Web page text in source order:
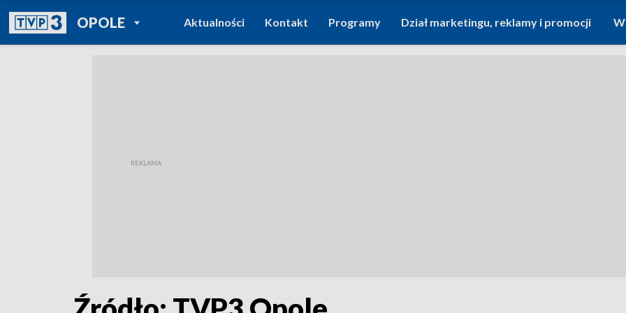
OPOLEPOWRÓT DO
TVP REGIONY
Aktualności Kontakt Programy Dział marketingu, reklamy i promocji